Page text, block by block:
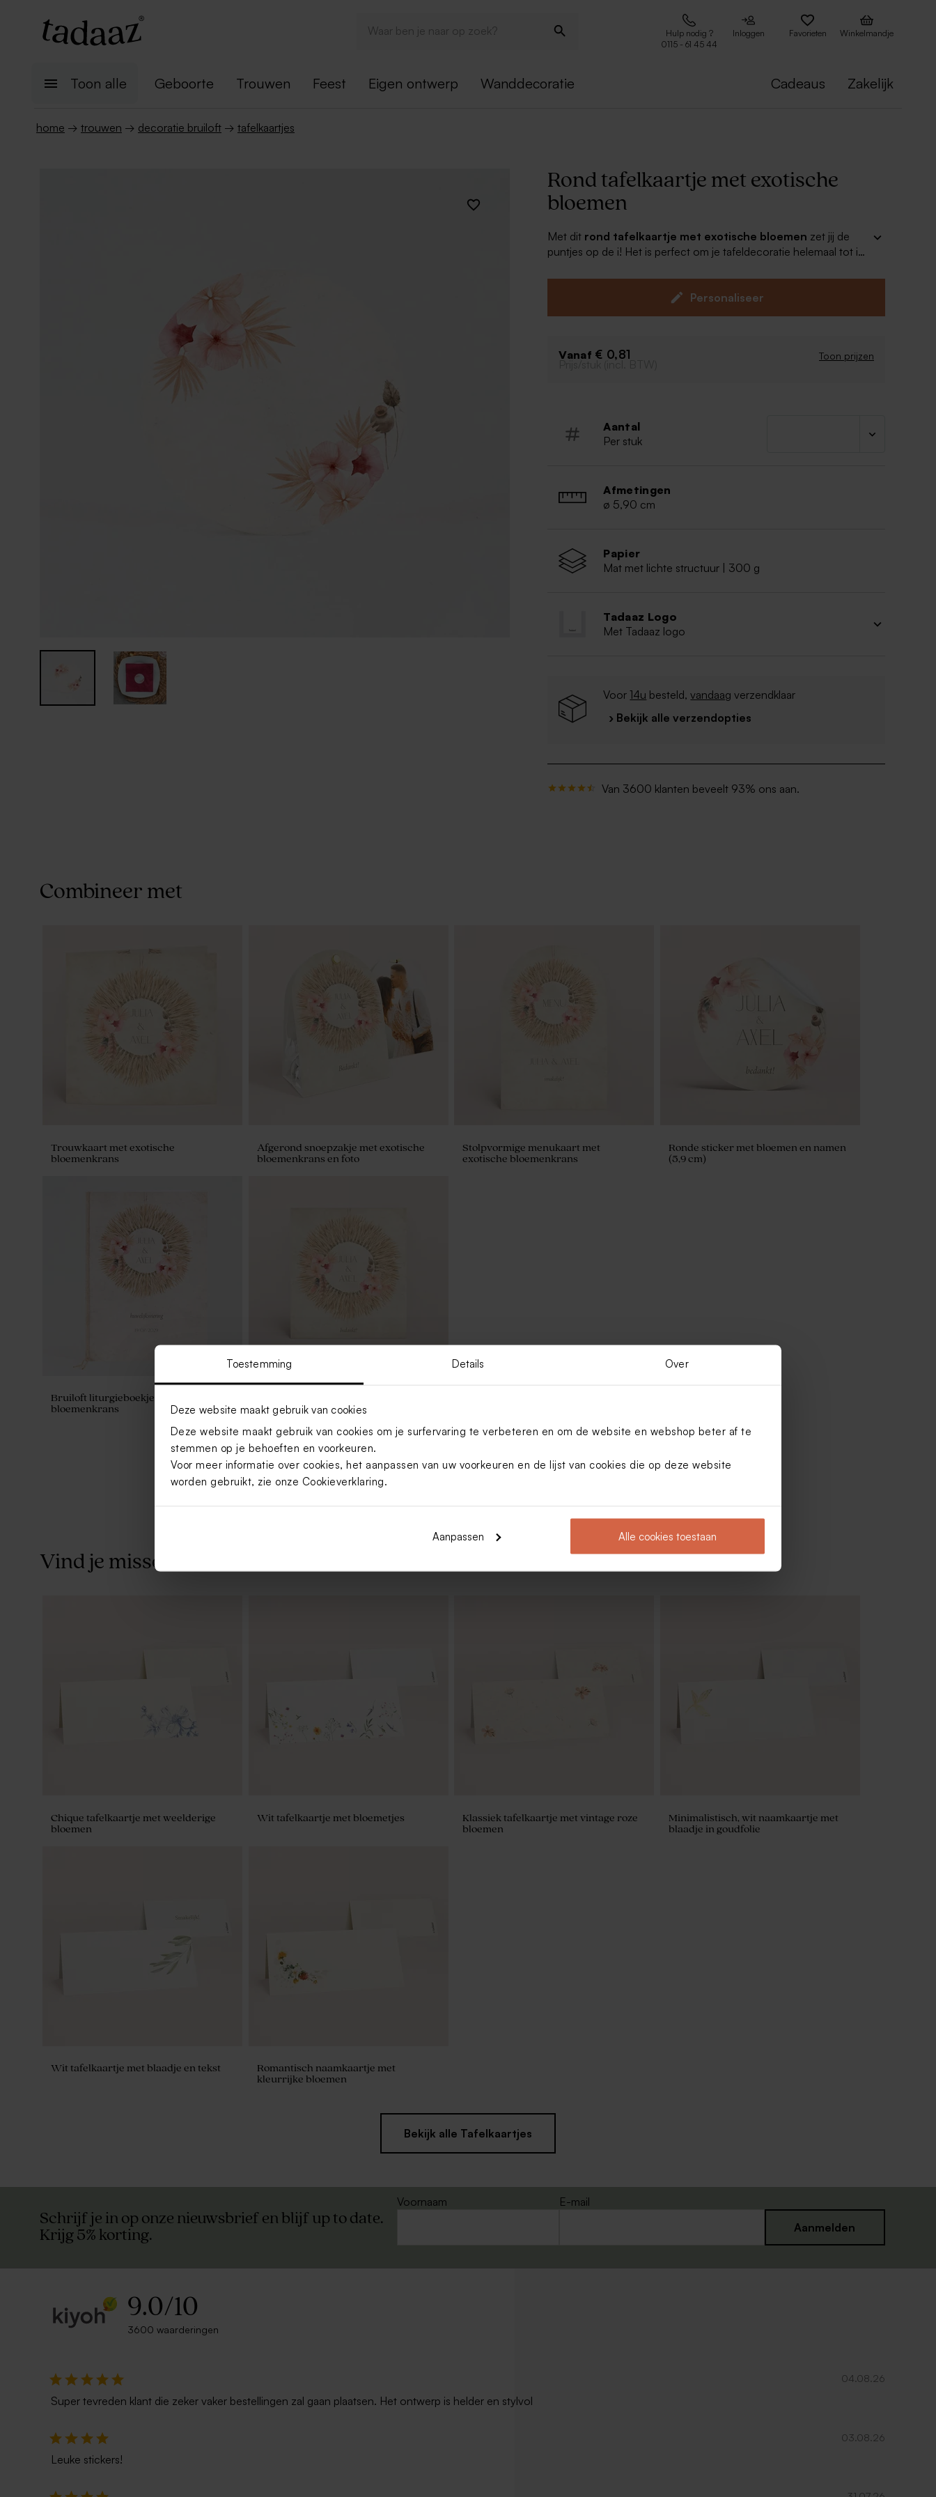
Toestemming Details Over
Deze website maakt gebruik van cookies
Deze website maakt gebruik van cookies om je surfervaring te verbeteren en om de website en webshop beter af te
stemmen op je behoeften en voorkeuren.
Voor meer informatie over cookies, het aanpassen van uw voorkeuren en de lijst van cookies die op deze website
worden gebruikt, zie onze Cookieverklaring.
Aanpassen Alle cookies toestaan
Hulp nodig ?
0115 - 61 45 44
Inloggen Favorieten Winkelmandje
Toon alle Geboorte Trouwen Feest Eigen ontwerp Wanddecoratie Cadeaus Zakelijk
home → trouwen → decoratie bruiloft → tafelkaartjes
Rond tafelkaartje met exotische
bloemen
Met dit rond tafelkaartje met exotische bloemen zet jij de
puntjes op de i! Het is perfect om je tafeldecoratie helemaal tot in
en trouwbedankjes zorgen jullie voor een prachtig totaalplaatje!
Personaliseer
Vanaf € 0,81 Toon prijzen
Prijs/stuk (incl. BTW)
Aantal
Per stuk
Afmetingen
ø 5,90 cm
Papier
Mat met lichte structuur | 300 g
Tadaaz Logo
Met Tadaaz logo
Voor14u besteld,vandaag verzendklaar
› Bekijk alle verzendopties
Van 3600 klanten beveelt 93% ons aan.
Combineer met
Trouwkaart met exotische
bloemenkrans
Afgerond snoepzakje met exotische
bloemenkrans en foto
Stolpvormige menukaart met
exotische bloemenkrans
Ronde sticker met bloemen en namen
(5,9 cm)
Bruiloft liturgieboekje met exotische
bloemenkrans
krans en foto
Beige lint smal katoen
Toon meer
Vind je misschien ook leuk
Chique tafelkaartje met weelderige
bloemen
Wit tafelkaartje met bloemetjes
Klassiek tafelkaartje met vintage roze
bloemen
Minimalistisch, wit naamkaartje met
blaadje in goudfolie
Wit tafelkaartje met blaadje en tekst
Romantisch naamkaartje met
kleurrijke bloemen
Bekijk alle Tafelkaartjes
Schrijf je in op onze nieuwsbrief en blijf up to date.
Krijg 5% korting.
Voornaam
E-mail
Aanmelden
9.0/10
3600 waarderingen
04.08.26
Super tevreden klant die zeker vaker bestellingen zal gaan plaatsen. Het ontwerp is helder en stylvol
03.08.26
Leuke stickers!